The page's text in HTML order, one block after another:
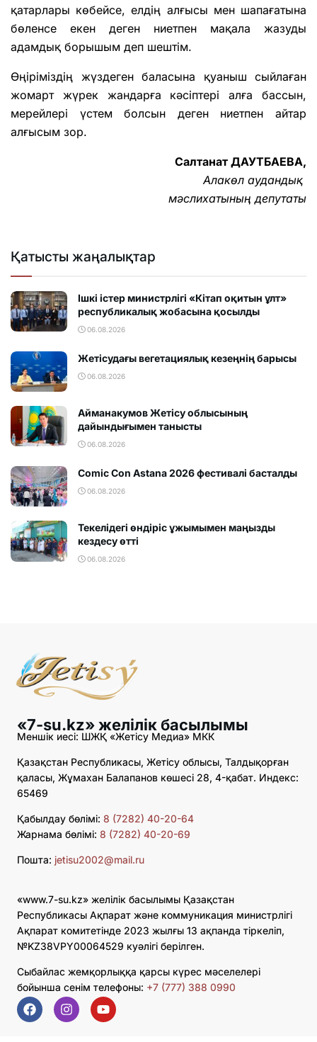
қатарлары көбейсе, елдің алғысы мен шапағатына
бөленсе екен деген ниетпен мақала жазуды
адамдық борышым деп шештім.
Өңіріміздің жүздеген баласына қуаныш сыйлаған
жомарт жүрек жандарға кәсіптері алға бассын,
мерейлері үстем болсын деген ниетпен айтар
алғысым зор.
Салтанат ДАУТБАЕВА,
Алакөл аудандық
мәслихатының депутаты
Қатысты жаңалықтар
Ішкі істер министрлігі «Кітап оқитын ұлт»
республикалық жобасына қосылды
06.08.2026
Жетісудағы вегетациялық кезеңнің барысы
06.08.2026
Айманакумов Жетісу облысының
дайындығымен танысты
06.08.2026
Comic Con Astana 2026 фестивалi басталды
06.08.2026
Текелідегі өндіріс ұжымымен маңызды
кездесу өтті
06.08.2026
«7-su.kz» желілік басылымы
Меншік иесі: ШЖҚ «Жетісу Медиа» МКК
Қазақстан Республикасы, Жетісу облысы, Талдықорған
қаласы, Жұмахан Балапанов көшесі 28, 4-қабат. Индекс:
65469
Қабылдау бөлімі: 8 (7282) 40-20-64
Жарнама бөлімі: 8 (7282) 40-20-69
Пошта: jetisu2002@mail.ru
«www.7-su.kz» желілік басылымы Қазақстан
Республикасы Ақпарат және коммуникация министрлігі
Ақпарат комитетінде 2023 жылғы 13 ақпанда тіркеліп,
№KZ38VPY00064529 куәлігі берілген.
Сыбайлас жемқорлыққа қарсы күрес мәселелері
бойынша сенім телефоны: +7 (777) 388 0990